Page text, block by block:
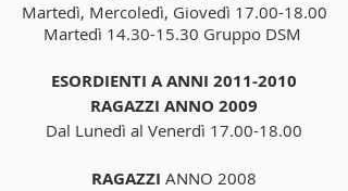
Martedì, Mercoledì, Giovedì 17.00-18.00
Martedì 14.30-15.30 Gruppo DSM
ESORDIENTI A ANNI 2011-2010
RAGAZZI ANNO 2009
Dal Lunedì al Venerdì 17.00-18.00
RAGAZZI ANNO 2008